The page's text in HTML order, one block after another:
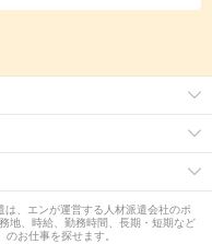
、エンが運営する人材派遣会社のポ
地、時給、勤務時間、長期・短期など
お仕事を探せます。